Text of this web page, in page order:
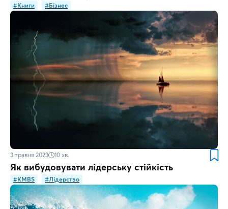
#Книги #Бізнес
3 травня 2023 10 хв.
Як вибудовувати лідерську стійкість
#KMBS #Лідерство